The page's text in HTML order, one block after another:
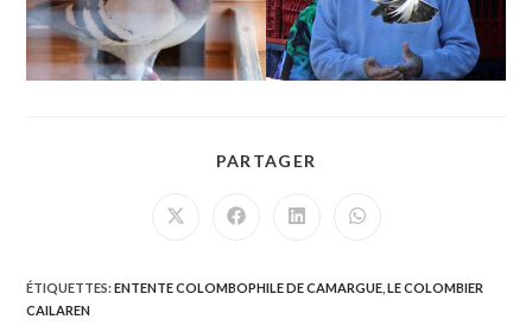
PARTAGER
Ouvrir
fenêtre
Ouvrir
fenêtre
Ouvrir
fenêtre
Ouvrir
fenêtre
ÉTIQUETTES:ENTENTE COLOMBOPHILE DE CAMARGUE LE COLOMBIER
CAILAREN